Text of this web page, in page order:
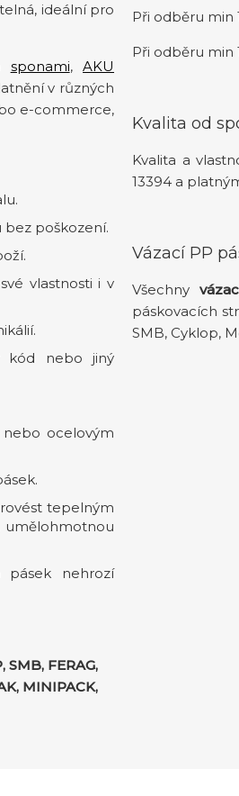
ideální pro
sponami,AKU
v různých
e-commerce,
poškození.
vlastnosti i v
kód nebo jiný
ocelovým
tepelným
umělohmotnou
nehrozí
SMB, FERAG,
MINIPACK,
Při odběru min
Při odběru min
Kvalita od
Kvalita a
13394 a
Vázací PP
Všechny
páskovacích
SMB, Cyklop,